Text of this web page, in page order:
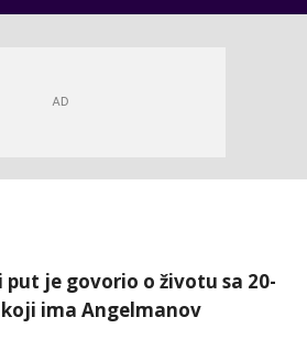
put je govorio o životu sa 20-
ima Angelmanov